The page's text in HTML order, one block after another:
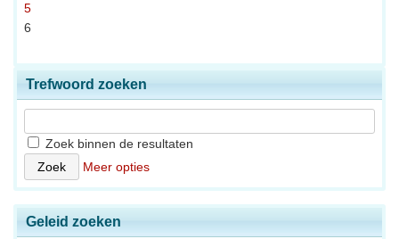
5
6
Trefwoord zoeken
Zoek binnen de resultaten
Meer opties
Geleid zoeken